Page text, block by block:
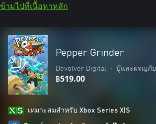
ข้ามไปที่เนื้อหาหลัก
Pepper Grinder
Devolver Digital • บู๊และผจญภัย
฿519.00
เหมาะสมสําหรับ Xbox Series X|S